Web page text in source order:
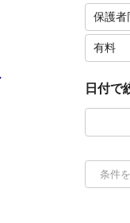
保護者
有料
日付で
条件